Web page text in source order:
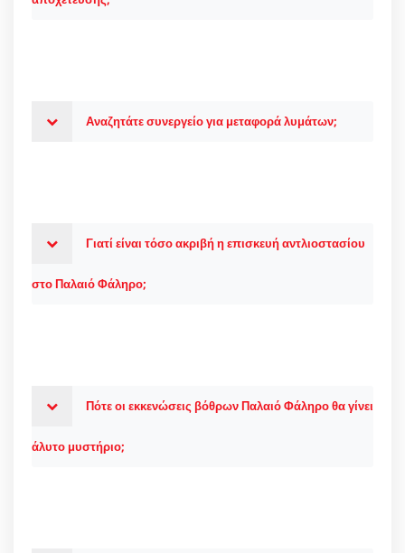
Αναζητάτε συνεργείο για μεταφορά λυμάτων;
Γιατί είναι τόσο ακριβή η επισκευή αντλιοστασίου
στο Παλαιό Φάληρο;
Πότε οι εκκενώσεις βόθρων Παλαιό Φάληρο θα γίνει
άλυτο μυστήριο;